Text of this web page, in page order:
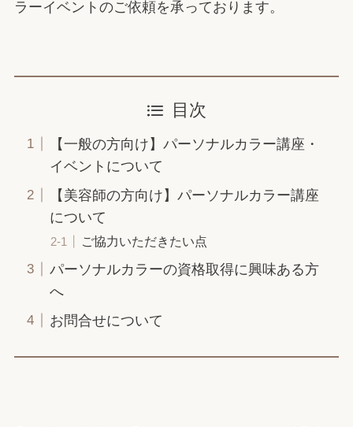
ラーイベントのご依頼を承っております。
目次
【一般の方向け】パーソナルカラー講座・
イベントについて
【美容師の方向け】パーソナルカラー講座
について
ご協力いただきたい点
パーソナルカラーの資格取得に興味ある方
へ
お問合せについて